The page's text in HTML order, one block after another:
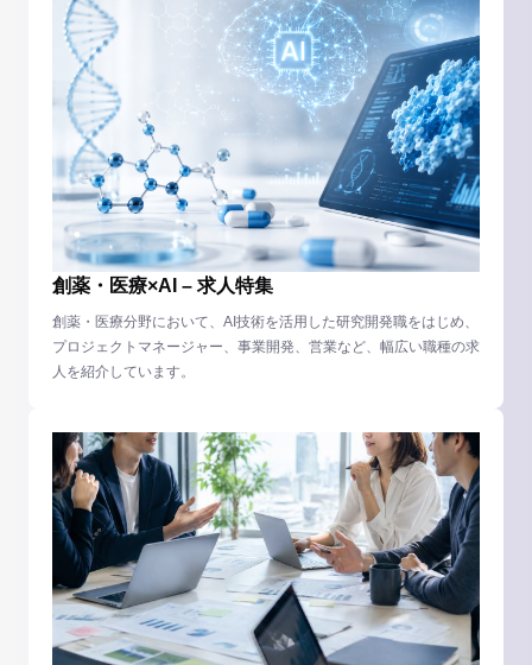
創薬・医療×AI – 求人特集
創薬・医療分野において、AI技術を活用した研究開発職をはじめ、
プロジェクトマネージャー、事業開発、営業など、幅広い職種の求
人を紹介しています。